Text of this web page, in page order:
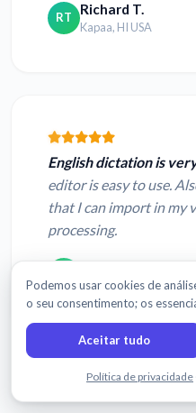
RT Richard T.
Kapaa, HI USA
English dictation is
editor is easy to use.
that I can import in my
processing.
Aberdeen, Hong Kong
Ler mais
Podemos usar cookies de
o seu consentimento; os
Aceitar tudo
Política de privacidade